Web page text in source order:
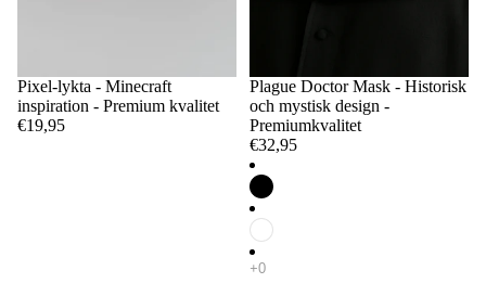
Pixel-lykta - Minecraft
inspiration - Premium kvalitet
€19,95
Plague Doctor Mask - Historisk
och mystisk design -
Premiumkvalitet
€32,95